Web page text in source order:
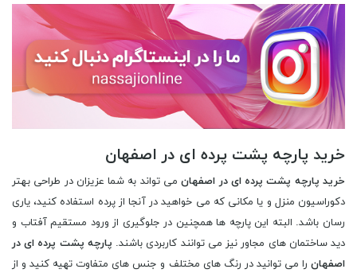
خرید پارچه پشت پرده ای در اصفهان
خرید پارچه پشت پرده ای در اصفهانمی تواند به شما عزیزان در طراحی بهتر
دکوراسیون منزل و یا مکانی که می خواهید در آنجا از پرده استفاده کنید، یاری
رسان باشد. البته این پارچه ها همچنین در جلوگیری از ورود مستقیم آفتاب و
دید ساختمان های مجاور نیز می توانند کاربردی باشند. پارچه پشت پرده ای در
اصفهان را می توانید در رنگ های مختلف و جنس های متفاوت تهیه کنید و از